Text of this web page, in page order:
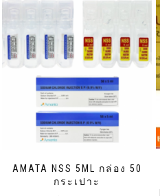
AMATA NSS 5ML กล่อง 50
กระเปาะ